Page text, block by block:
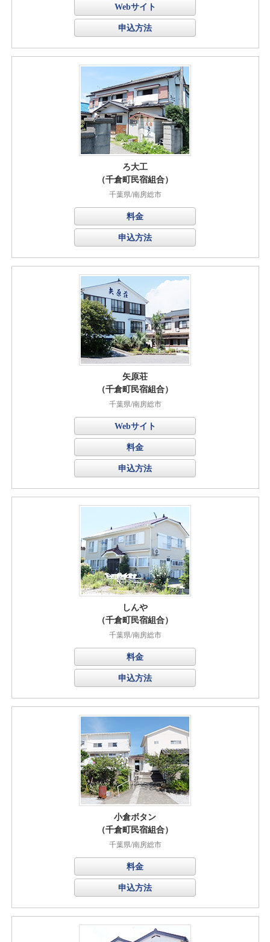
Webサイト
申込方法
ろ大工
（千倉町民宿組合）
千葉県/南房総市
料金
申込方法
矢原荘
（千倉町民宿組合）
千葉県/南房総市
Webサイト
料金
申込方法
しんや
（千倉町民宿組合）
千葉県/南房総市
料金
申込方法
小倉ボタン
（千倉町民宿組合）
千葉県/南房総市
料金
申込方法